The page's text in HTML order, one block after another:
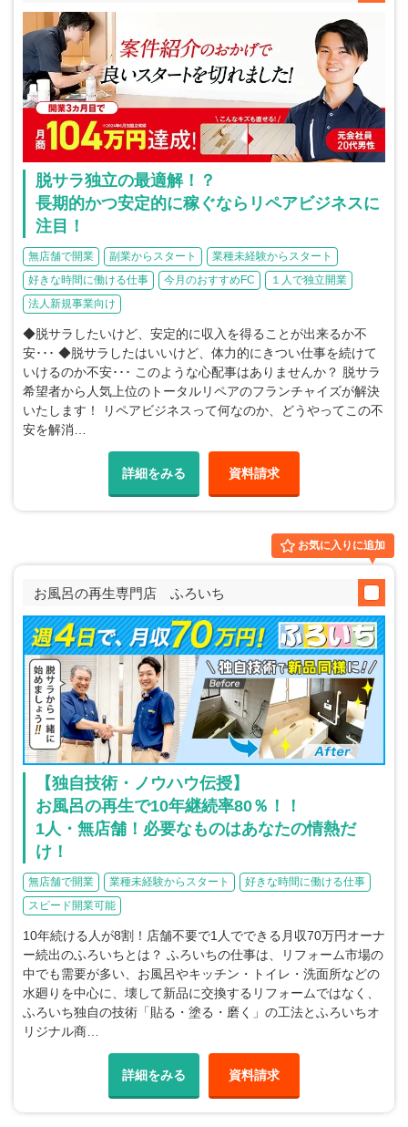
脱サラ独立の最適解！？
長期的かつ安定的に稼ぐならリペアビジネスに
注目！
無店舗で開業 副業からスタート
業種未経験からスタート
好きな時間に働ける仕事
今月のおすすめFC
１人で独立開業
法人新規事業向け
◆脱サラしたいけど、安定的に収入を得ることが出来るか不
安･･･ ◆脱サラしたはいいけど、体力的にきつい仕事を続けて
いけるのか不安･･･ このような心配事はありませんか？ 脱サラ
希望者から人気上位のトータルリペアのフランチャイズが解決
いたします！ リペアビジネスって何なのか、どうやってこの不
安を解消…
詳細をみる 資料請求
お気に入りに追加
お風呂の再生専門店 ふろいち
【独自技術・ノウハウ伝授】
お風呂の再生で10年継続率80％！！
1人・無店舗！必要なものはあなたの情熱だ
け！
無店舗で開業 業種未経験からスタート
好きな時間に働ける仕事
スピード開業可能
10年続ける人が8割！店舗不要で1人でできる月収70万円オーナ
ー続出のふろいちとは？ ふろいちの仕事は、リフォーム市場の
中でも需要が多い、お風呂やキッチン・トイレ・洗面所などの
水廻りを中心に、壊して新品に交換するリフォームではなく、
ふろいち独自の技術「貼る・塗る・磨く」の工法とふろいちオ
リジナル商…
詳細をみる 資料請求